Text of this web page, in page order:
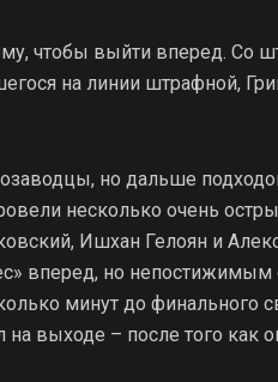
чтобы выйти вперед. Со
на линии штрафной,
но дальше
несколько очень
Ишхан Гелоян и
вперед, но непостижимым
минут до финального
выходе – после того как